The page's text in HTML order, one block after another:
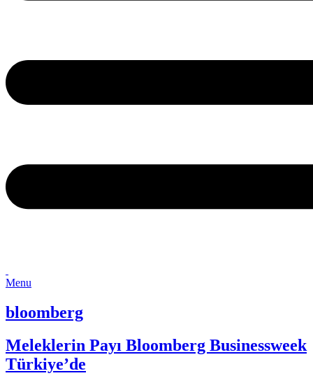
Menu
bloomberg
Meleklerin Payı Bloomberg Businessweek
Türkiye’de